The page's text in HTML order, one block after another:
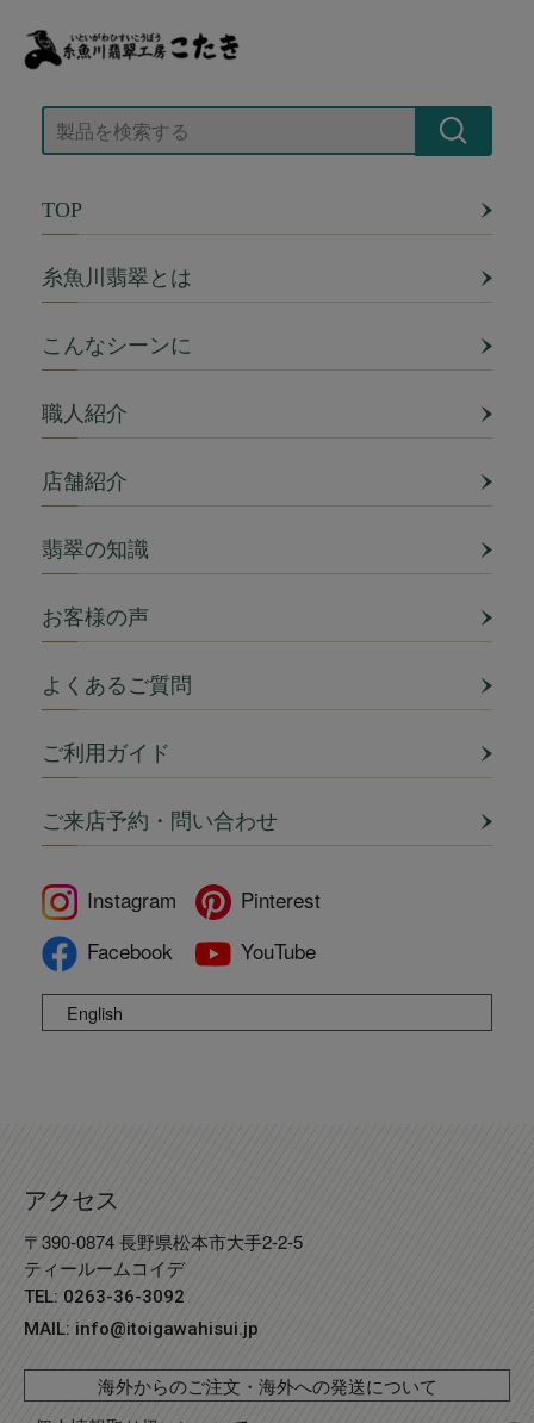
TOP
糸魚川翡翠とは
こんなシーンに
職人紹介
店舗紹介
翡翠の知識
お客様の声
よくあるご質問
ご利用ガイド
ご来店予約・問い合わせ
Instagram
Pinterest
Facebook
YouTube
English
アクセス
〒390-0874 長野県松本市大手2-2-5
ティールームコイデ
TEL: 0263-36-3092
MAIL: info@itoigawahisui.jp
海外からのご注文・海外への発送について